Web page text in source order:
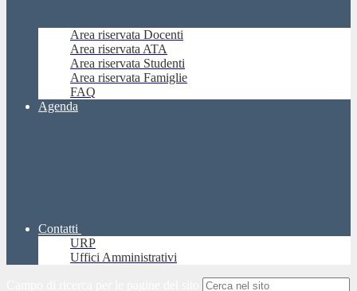
Area riservata Docenti
Area riservata ATA
Area riservata Studenti
Area riservata Famiglie
FAQ
Agenda
Contatti
URP
Uffici Amministrativi